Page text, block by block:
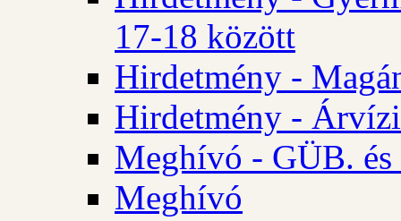
17-18 között
Hirdetmény -
Hirdetmény -
Meghívó - GÜB.
Meghívó